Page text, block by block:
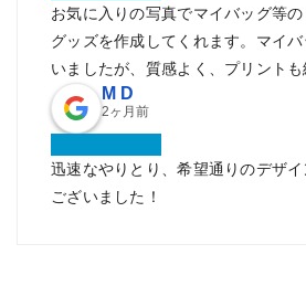
お気に入りの写真でマイバッグ等の
グッズを作成してくれます。マイ
いましたが、質感よく、プリントも
M D
2ヶ月前
迅速なやりとり、希望通りのデザ
ございました！